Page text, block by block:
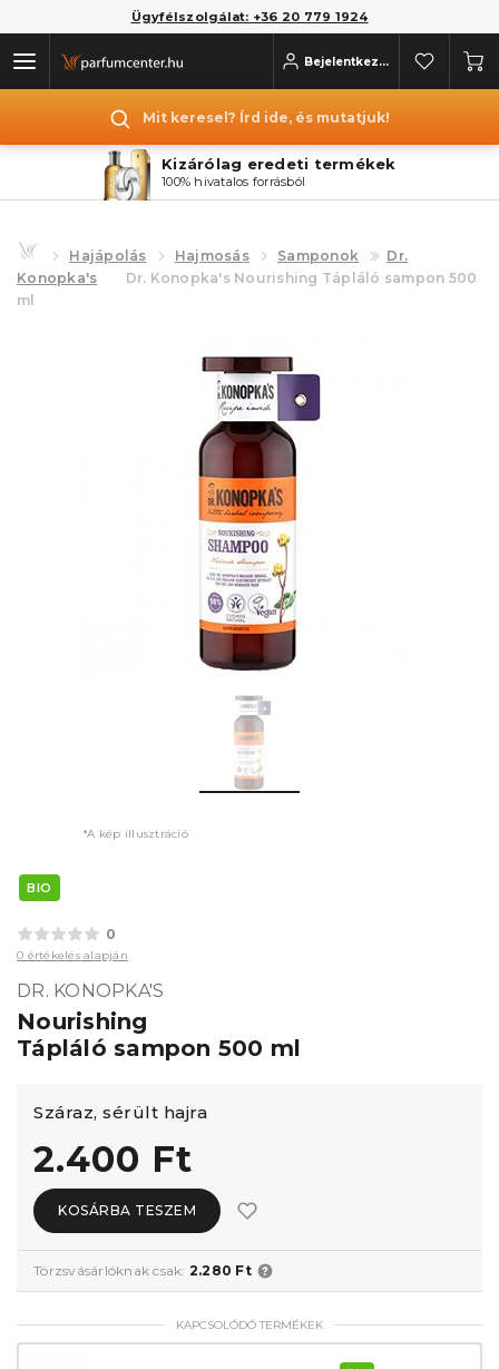
Ügyfélszolgálat: +36 20 779 1924
Bejelentkezés
Mit keresel? Írd ide, és mutatjuk!
Kizárólag eredeti termékek
100% hivatalos forrásból
Hajápolás Hajmosás Samponok
Dr.
Konopka's
Dr. Konopka's Nourishing Tápláló sampon 500
ml
*A kép illusztráció
BIO
0
0 értékelés alapján
DR. KONOPKA'S
Nourishing
Tápláló sampon 500 ml
Száraz, sérült hajra
2.400 Ft
KOSÁRBA TESZEM
Törzsvásárlóknak csak: 2.280 Ft
KAPCSOLÓDÓ TERMÉKEK